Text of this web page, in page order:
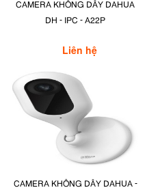
CAMERA KHÔNG DÂY DAHUA
DH - IPC - A22P
Liên hệ
CAMERA KHÔNG DÂY DAHUA -